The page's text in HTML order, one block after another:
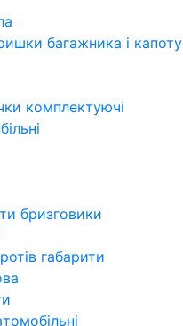
багажника і капоту
комплектуючі
бризговики
габарити